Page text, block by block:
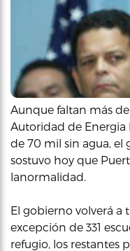
Aunque faltan más
Autoridad de Energia
de 70 mil sin agua, el
sostuvo hoy que
lanormalidad.
El gobierno volverá a
excepción de 331
refugio, los restantes